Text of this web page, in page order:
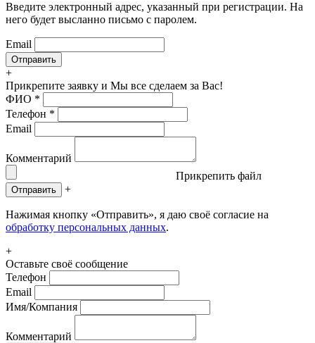
Введите электронный адрес, указанный при регистрации. На
него будет высланно письмо с паролем.
Email
+
Прикрепите заявку и Мы все сделаем за Вас!
ФИО *
Телефон *
Email
Комментарий
Прикрепить файл
Отправить +
Нажимая кнопку «Отправить», я даю своё согласие на
обработку персональных данных.
+
Оставьте своё сообщение
Телефон
Email
Имя/Компания
Комментарий